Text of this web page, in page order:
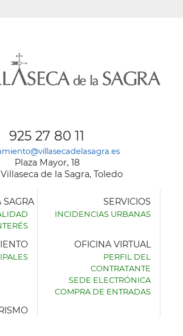
925 27 80 11
Plaza Mayor, 18
de la Sagra, Toledo
SAGRA SERVICIOS
INCIDENCIAS URBANAS
OFICINA VIRTUAL
PERFIL DEL
CONTRATANTE
SEDE ELECTRÓNICA
COMPRA DE ENTRADAS